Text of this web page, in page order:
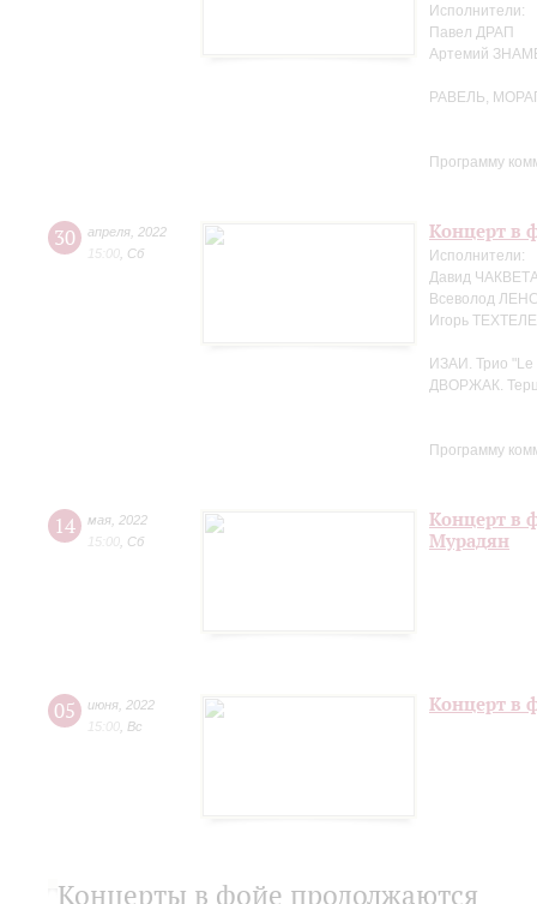
Исполнители:
Павел ДРАП
Артемий
РАВЕЛЬ,
Программу
30 апреля 2022
15:00 Сб
Концерт в
Исполнители:
Давид
Всеволод
Игорь
ИЗАИ. Трио "Le
ДВОРЖАК.
Программу
14 мая 2022
15:00 Сб
Концерт в
Мурадян
05 июня 2022
15:00 Вс
Концерт в
Концерты в фойе продолжаются